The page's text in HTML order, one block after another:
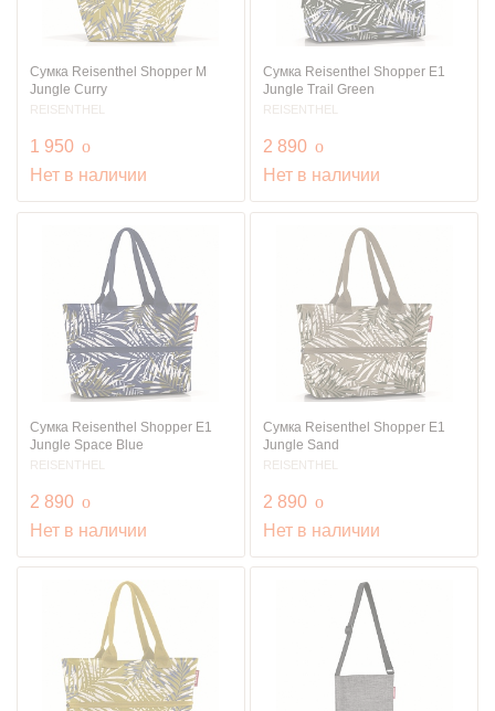
Сумка Reisenthel Shopper M
Jungle Curry
REISENTHEL
1 950 руб.
o
Нет в наличии
Сумка Reisenthel Shopper E1
Jungle Trail Green
REISENTHEL
2 890 руб.
o
Нет в наличии
Сумка Reisenthel Shopper E1
Jungle Space Blue
REISENTHEL
2 890 руб.
o
Нет в наличии
Сумка Reisenthel Shopper E1
Jungle Sand
REISENTHEL
2 890 руб.
o
Нет в наличии